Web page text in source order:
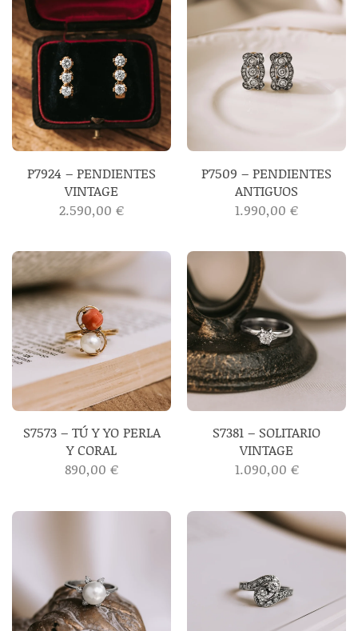
P7924 – PENDIENTES
VINTAGE
2.590,00 €
P7509 – PENDIENTES
ANTIGUOS
1.990,00 €
S7573 – TÚ Y YO PERLA
Y CORAL
890,00 €
S7381 – SOLITARIO
VINTAGE
1.090,00 €